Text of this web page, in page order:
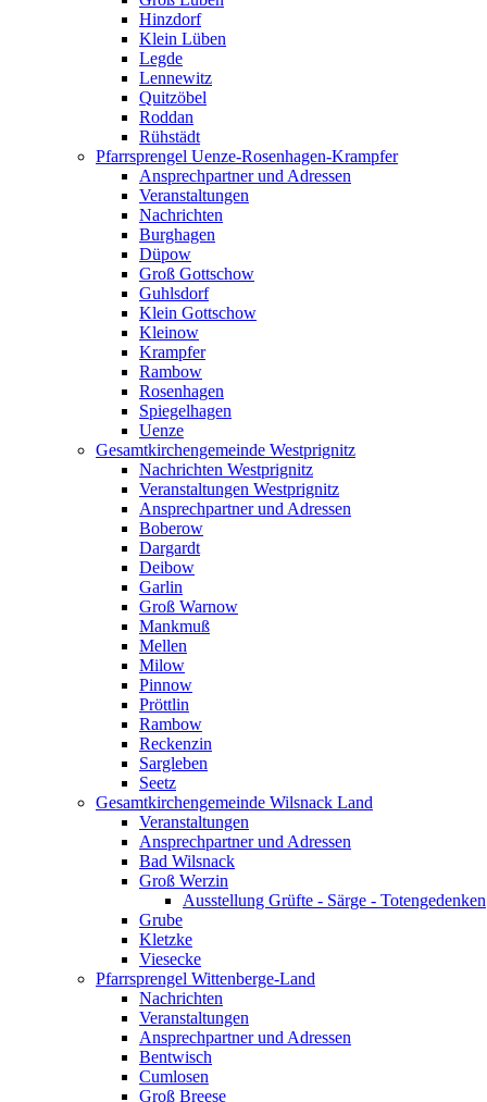
Hinzdorf
Klein Lüben
Legde
Lennewitz
Quitzöbel
Roddan
Rühstädt
Pfarrsprengel Uenze-Rosenhagen-Krampfer
Ansprechpartner und Adressen
Veranstaltungen
Nachrichten
Burghagen
Düpow
Groß Gottschow
Guhlsdorf
Klein Gottschow
Kleinow
Krampfer
Rambow
Rosenhagen
Spiegelhagen
Uenze
Gesamtkirchengemeinde Westprignitz
Nachrichten Westprignitz
Veranstaltungen Westprignitz
Ansprechpartner und Adressen
Boberow
Dargardt
Deibow
Garlin
Groß Warnow
Mankmuß
Mellen
Milow
Pinnow
Pröttlin
Rambow
Reckenzin
Sargleben
Seetz
Gesamtkirchengemeinde Wilsnack Land
Veranstaltungen
Ansprechpartner und Adressen
Bad Wilsnack
Groß Werzin
Ausstellung Grüfte - Särge - Totengedenken
Grube
Kletzke
Viesecke
Pfarrsprengel Wittenberge-Land
Nachrichten
Veranstaltungen
Ansprechpartner und Adressen
Bentwisch
Cumlosen
Groß Breese